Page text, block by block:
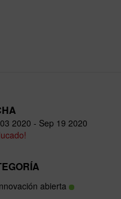
2020 - Sep 19 2020
abierta